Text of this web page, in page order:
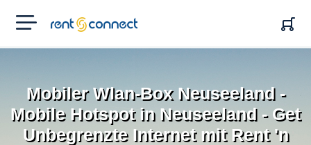
RENT'N
CONNECT
Mobiler Wlan-Box Neuseeland -
Mobile Hotspot in Neuseeland - Get
Unbegrenzte Internet mit Rent 'n